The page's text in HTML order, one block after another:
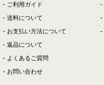
ご利用ガイド
送料について
お支払い方法について
返品について
よくあるご質問
お問い合わせ